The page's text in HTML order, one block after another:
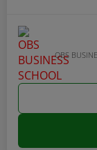
OBS